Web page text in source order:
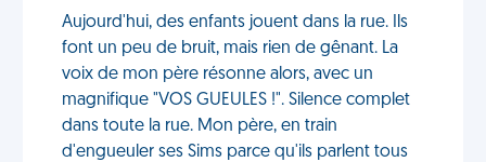
Aujourd'hui, des enfants jouent dans la rue. Ils
font un peu de bruit, mais rien de gênant. La
voix de mon père résonne alors, avec un
magnifique "VOS GUEULES !". Silence complet
dans toute la rue. Mon père, en train
d'engueuler ses Sims parce qu'ils parlent tous